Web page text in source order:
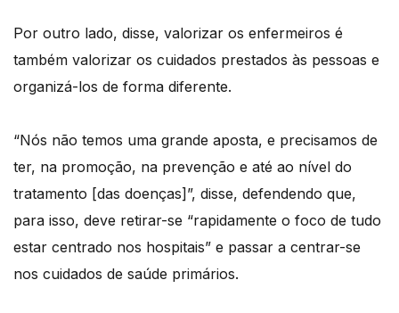
Por outro lado, disse, valorizar os enfermeiros é
também valorizar os cuidados prestados às pessoas e
organizá-los de forma diferente.
“Nós não temos uma grande aposta, e precisamos de
ter, na promoção, na prevenção e até ao nível do
tratamento [das doenças]”, disse, defendendo que,
para isso, deve retirar-se “rapidamente o foco de tudo
estar centrado nos hospitais” e passar a centrar-se
nos cuidados de saúde primários.